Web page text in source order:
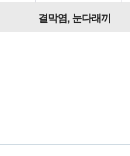
결막염, 눈다래끼